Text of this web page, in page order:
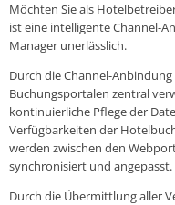
Möchten Sie als
ist eine intelligente Channel-
Manager unerlässlich.
Durch die Channel-
Buchungsportalen zentral
kontinuierliche Pflege der
Verfügbarkeiten der
werden zwischen den
synchronisiert und angepasst.
Durch die Übermittlung aller